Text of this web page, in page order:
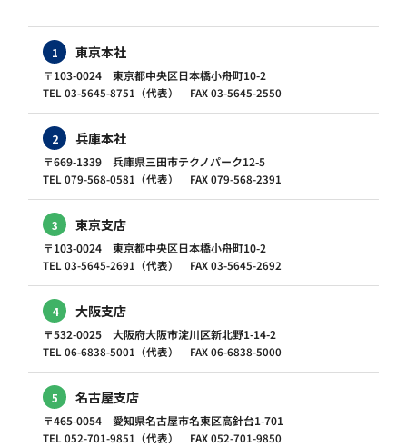
1 東京本社
〒103-0024 東京都中央区日本橋小舟町10-2
TEL 03-5645-8751（代表） FAX 03-5645-2550
2 兵庫本社
〒669-1339 兵庫県三田市テクノパーク12-5
TEL 079-568-0581（代表） FAX 079-568-2391
3 東京支店
〒103-0024 東京都中央区日本橋小舟町10-2
TEL 03-5645-2691（代表） FAX 03-5645-2692
4 大阪支店
〒532-0025 大阪府大阪市淀川区新北野1-14-2
TEL 06-6838-5001（代表） FAX 06-6838-5000
5 名古屋支店
〒465-0054 愛知県名古屋市名東区高針台1-701
TEL 052-701-9851（代表） FAX 052-701-9850